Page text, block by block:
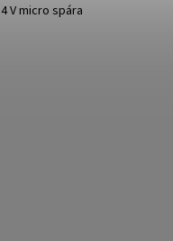
4 V micro spára